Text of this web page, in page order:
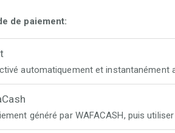
de paiement:
automatiquement et instantanément
généré par WAFACASH, puis